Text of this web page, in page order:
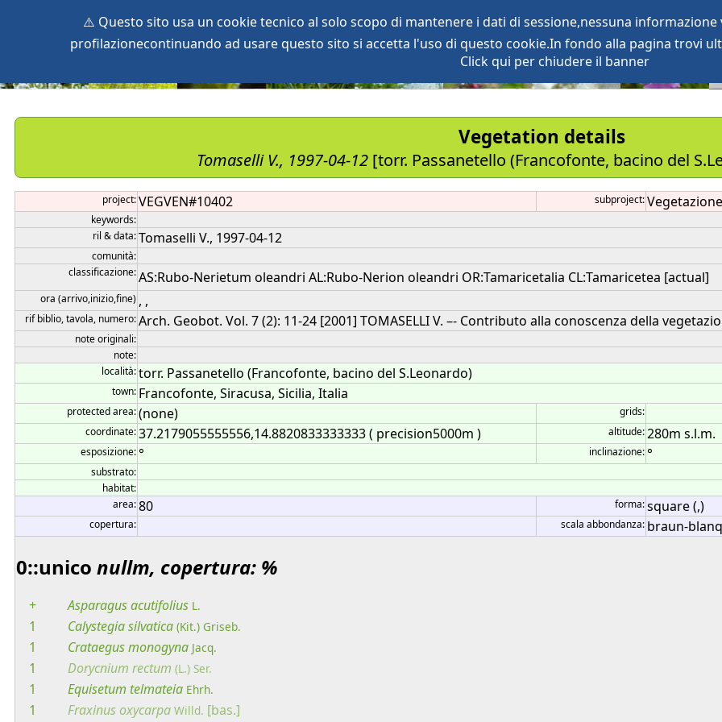
⚠️ Questo sito usa un cookie tecnico al solo scopo di mantenere i dati di sessione,nessuna
profilazionecontinuando ad usare questo sito si accetta l'uso di questo cookie.In fondo alla pagina trovi
Click qui per chiudere il banner
Vegetation details
Tomaselli V., 1997-04-12 [torr. Passanetello (Francofonte, bacino del
project:VEGVEN#10402 subproject:
keywords:
ril & data:Tomaselli V., 1997-04-12
comunità:
classificazione:AS:Rubo-Nerietum oleandri AL:Rubo-Nerion oleandri OR:Tamaricetalia CL:Tamaricetea [actual]
ora (arrivo,inizio,fine) , ,
rif biblio, tavola, numero:Arch. Geobot. Vol. 7 (2): 11-24 [2001] TOMASELLI V. –- Contributo alla conoscenza della
note originali:
note:
località:torr. Passanetello (Francofonte, bacino del S.Leonardo)
town: Francofonte, Siracusa, Sicilia, Italia
protected area:(none)
grids:
coordinate:37.2179055555556,14.8820833333333 ( precision5000m ) altitude:280m s.l.m.
esposizione: ° inclinazione: °
substrato:
habitat:
area:80 forma:square (,)
copertura: scala abbondanza: braun-
0::unico nullm, copertura: %
+ Asparagusacutifolius L.
1 Calystegiasilvatica (Kit.) Griseb.
1 Crataegusmonogyna Jacq.
1 Dorycnium rectum (L.) Ser.
1 Equisetum telmateia Ehrh.
1 Fraxinusoxycarpa Willd. [bas.]